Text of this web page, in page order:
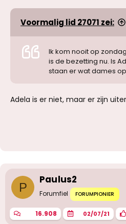
Voormalig lid 27071 zei:
Ik kom nooit op
is de bezetting nu. Is
staan er wat dames
Adela is er niet, maar er zijn
P
Paulus2
Forumfiel FORUMPIONIER
16.908 02/07/21